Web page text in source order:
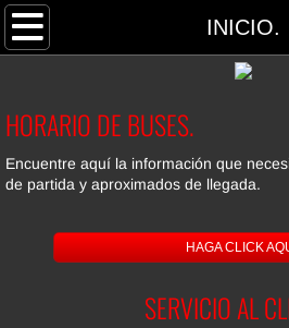
INICIO.
INICIO.
SOBRE NOSOTROS.
CONTÀCTENOS.
HORARIOS Y TARIFAS.
Nuevos Servicios.
SEMANA SANTA.
HORARIO DE BUSES.
​Encuentre aquí la información que
de partida y aproximados de llegada.
HAGA CLICK
SERVICIO AL